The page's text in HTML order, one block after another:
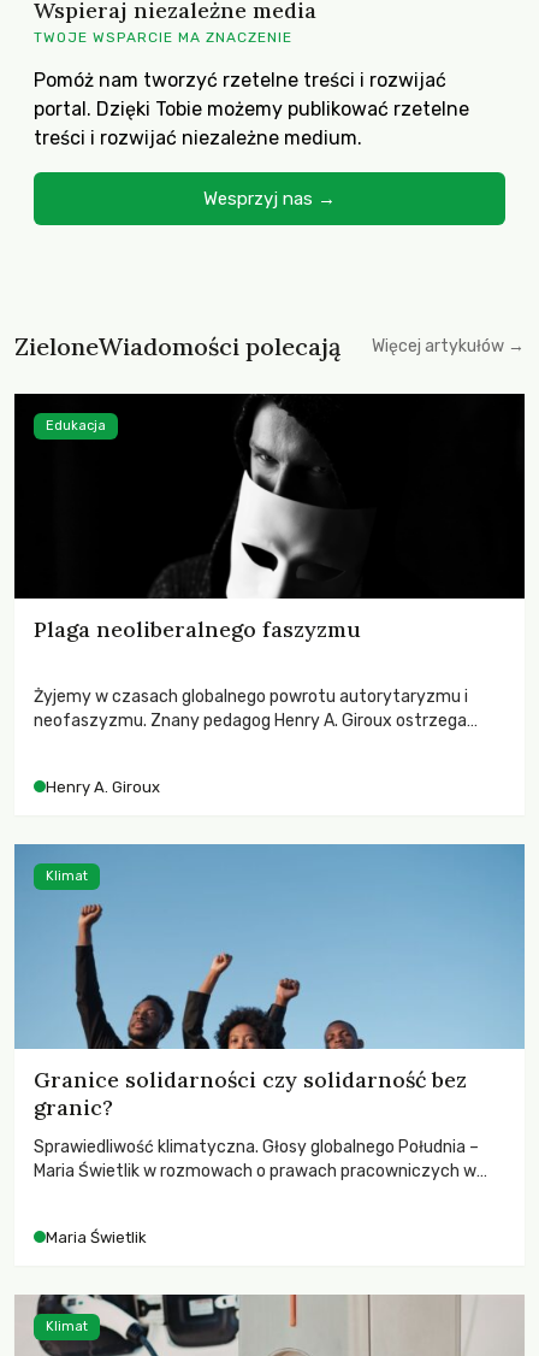
Wspieraj niezależne media
TWOJE WSPARCIE MA ZNACZENIE
Pomóż nam tworzyć rzetelne treści i rozwijać
portal. Dzięki Tobie możemy publikować rzetelne
treści i rozwijać niezależne medium.
Wesprzyj nas →
ZieloneWiadomości polecają Więcej artykułów →
Plaga neoliberalnego faszyzmu
Żyjemy w czasach globalnego powrotu autorytaryzmu i
neofaszyzmu. Znany pedagog Henry A. Giroux ostrzega
wychowają świadomych obywateli?
Henry A. Giroux
Edukacja
Granice solidarności czy solidarność bez
granic?
Sprawiedliwość klimatyczna. Głosy globalnego Południa –
Maria Świetlik w rozmowach o prawach pracowniczych w
Maria Świetlik
Klimat
Klimat